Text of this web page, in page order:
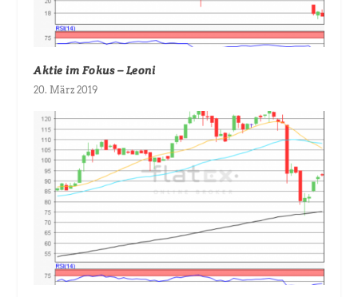
Aktie im Fokus – Leoni
20. März 2019